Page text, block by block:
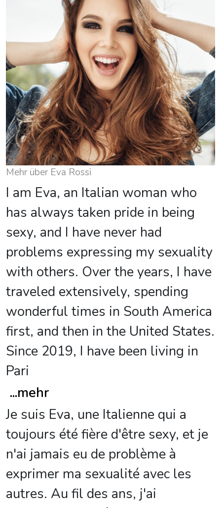
Mehr über Eva Rossi
I am Eva, an Italian woman who
has always taken pride in being
sexy, and I have never had
problems expressing my sexuality
with others. Over the years, I have
traveled extensively, spending
wonderful times in South America
first, and then in the United States.
Since 2019, I have been living in
Pari
...mehr
Je suis Eva, une Italienne qui a
toujours été fière d'être sexy, et je
n'ai jamais eu de problème à
exprimer ma sexualité avec les
autres. Au fil des ans, j'ai